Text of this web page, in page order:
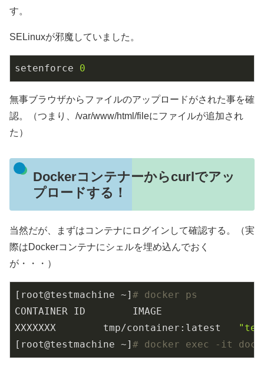
す。
SELinuxが邪魔していました。
setenforce 0
無事ブラウザからファイルのアップロードがされた事を確
認。（つまり、/var/www/html/fileにファイルが追加され
た）
Dockerコンテナーからcurlでアッ
プロードする！
当然だが、まずはコンテナにログインして確認する。（実
際はDockerコンテナにシェルを埋め込んでおく
が・・・）
[root@testmachine ~] # docker ps
CONTAINER ID        IMAGE
XXXXXXX        tmp/container:latest
[root@testmachine ~] # docker exec -it